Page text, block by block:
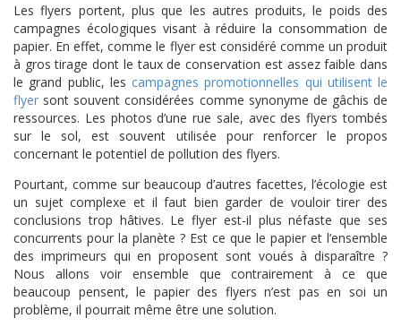
Les flyers portent, plus que les autres produits, le poids des
campagnes écologiques visant à réduire la consommation de
papier. En effet, comme le flyer est considéré comme un produit
à gros tirage dont le taux de conservation est assez faible dans
le grand public, les campagnes promotionnelles qui utilisent le
flyer sont souvent considérées comme synonyme de gâchis de
ressources. Les photos d’une rue sale, avec des flyers tombés
sur le sol, est souvent utilisée pour renforcer le propos
concernant le potentiel de pollution des flyers.
Pourtant, comme sur beaucoup d’autres facettes, l’écologie est
un sujet complexe et il faut bien garder de vouloir tirer des
conclusions trop hâtives. Le flyer est-il plus néfaste que ses
concurrents pour la planète ? Est ce que le papier et l’ensemble
des imprimeurs qui en proposent sont voués à disparaître ?
Nous allons voir ensemble que contrairement à ce que
beaucoup pensent, le papier des flyers n’est pas en soi un
problème, il pourrait même être une solution.